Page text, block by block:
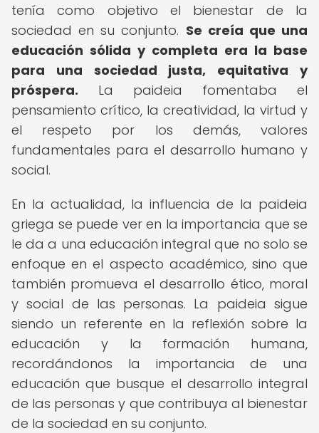
tenía como objetivo el bienestar de la
sociedad en su conjunto. Se creía que una
educación sólida y completa era la base
para una sociedad justa, equitativa y
próspera. La paideia fomentaba el
pensamiento crítico, la creatividad, la virtud y
el respeto por los demás, valores
fundamentales para el desarrollo humano y
social.
En la actualidad, la influencia de la paideia
griega se puede ver en la importancia que se
le da a una educación integral que no solo se
enfoque en el aspecto académico, sino que
también promueva el desarrollo ético, moral
y social de las personas. La paideia sigue
siendo un referente en la reflexión sobre la
educación y la formación humana,
recordándonos la importancia de una
educación que busque el desarrollo integral
de las personas y que contribuya al bienestar
de la sociedad en su conjunto.